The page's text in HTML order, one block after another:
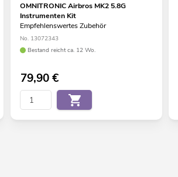
OMNITRONIC Airbros MK2 5.8G
Instrumenten Kit
Empfehlenswertes Zubehör
No. 13072343
Bestand reicht ca. 12 Wo.
79,90€